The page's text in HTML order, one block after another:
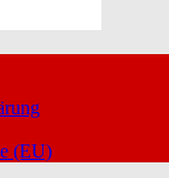
(EU)